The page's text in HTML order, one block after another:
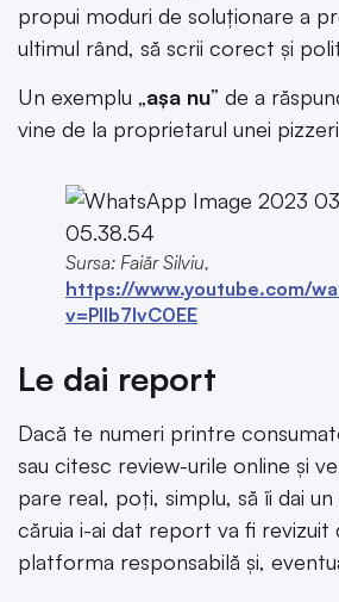
propui moduri de soluționare a
ultimul rând, să scrii corect și
Un exemplu „așa nu” de a
vine de la proprietarul unei
Sursa: Faiăr Silviu,
https://www.youtube.com/
v=Pllb7lvC0EE
Le dai report
Dacă te numeri printre
sau citesc review-urile online și
pare real, poți, simplu, să îi dai
căruia i-ai dat report va fi revizuit
platforma responsabilă și,